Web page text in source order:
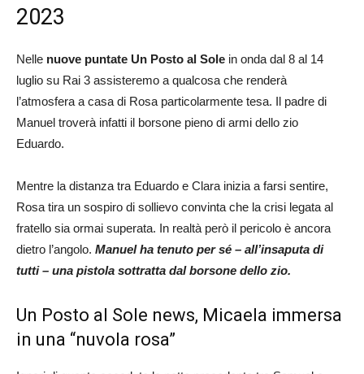
2023
Nelle nuove puntate Un Posto al Sole in onda dal 8 al 14
luglio su Rai 3 assisteremo a qualcosa che renderà
l’atmosfera a casa di Rosa particolarmente tesa. Il padre di
Manuel troverà infatti il borsone pieno di armi dello zio
Eduardo.
Mentre la distanza tra Eduardo e Clara inizia a farsi sentire,
Rosa tira un sospiro di sollievo convinta che la crisi legata al
fratello sia ormai superata. In realtà però il pericolo è ancora
dietro l’angolo. Manuel ha tenuto per sé – all’insaputa di
tutti – una pistola sottratta dal borsone dello zio.
Un Posto al Sole news, Micaela immersa
in una “nuvola rosa”